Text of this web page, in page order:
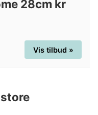
28cm kr
Vis tilbud »